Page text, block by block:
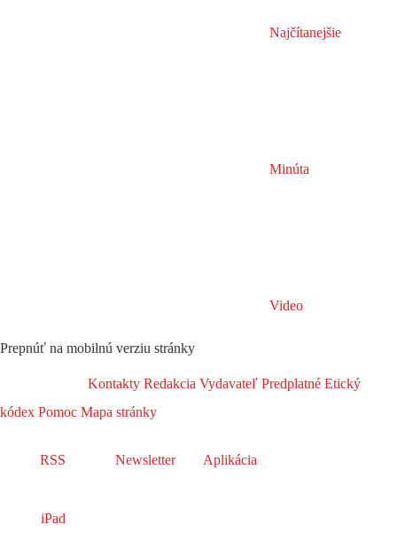
Najčítanejšie
Minúta
Video
Prepnúť na mobilnú verziu stránky
Kontakty Redakcia Vydavateľ Predplatné Etický
kódex Pomoc Mapa stránky
RSS Newsletter Aplikácia
iPad